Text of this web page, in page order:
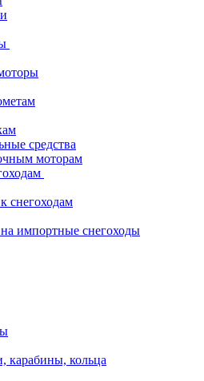
средства
моторам
снегоходам
на импортные снегоходы
карабины, кольца